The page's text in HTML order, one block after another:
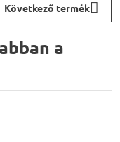
Következő termék
a